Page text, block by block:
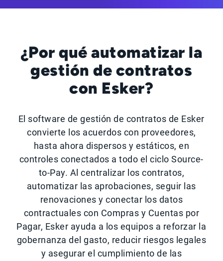
¿Por qué automatizar la
gestión de contratos
con Esker?
El software de gestión de contratos de Esker
convierte los acuerdos con proveedores,
hasta ahora dispersos y estáticos, en
controles conectados a todo el ciclo Source-
to-Pay. Al centralizar los contratos,
automatizar las aprobaciones, seguir las
renovaciones y conectar los datos
contractuales con Compras y Cuentas por
Pagar, Esker ayuda a los equipos a reforzar la
gobernanza del gasto, reducir riesgos legales
y asegurar el cumplimiento de las